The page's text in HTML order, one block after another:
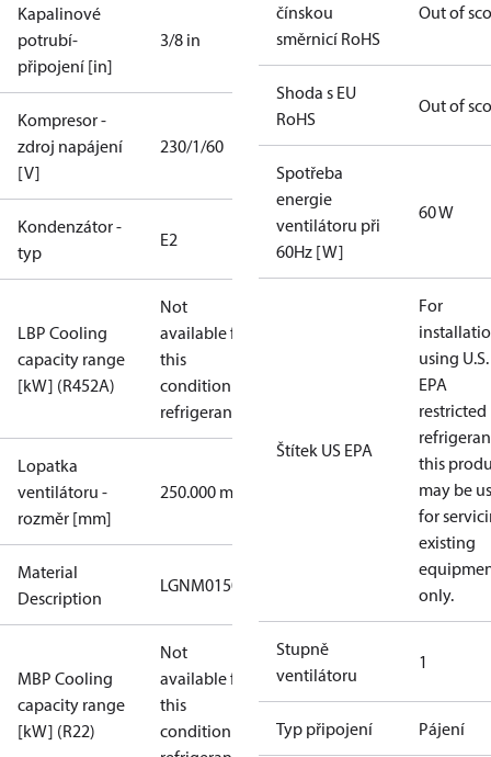
Kapalinové
potrubí-
připojení [in]
3/8 in
Kompresor -
zdroj napájení
[V]
230/1/60
Kondenzátor -
typ
E2
LBP Cooling
capacity range
[kW] (R452A)
Not
available for
this
condition /
refrigerant
Lopatka
ventilátoru -
rozměr [mm]
250.000 mm
Material
Description
LGNM0150RWA000N
MBP Cooling
capacity range
[kW] (R22)
Not
available for
this
condition /
čínskou
směrnicí RoHS
Out of
Shoda s EU
RoHS
Out of
Spotřeba
energie
ventilátoru při
60Hz [W]
60 W
Štítek US EPA
For
using U.S.
EPA
restricted
this
may be
for
existing
only.
Stupně
ventilátoru
1
Typ připojení Pájení